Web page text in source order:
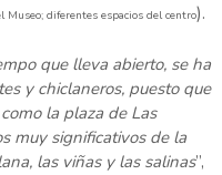
diferentes espacios del centro).
que lleva abierto, se ha
y chiclaneros, puesto que
la plaza de Las
muy significativos de la
las viñas y las salinas”,